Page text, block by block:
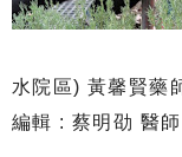
水院區) 黃馨賢藥
編輯 : 蔡明劭 醫師